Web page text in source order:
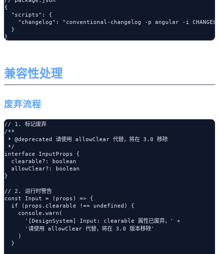
{
  "scripts": {
"changelog": "conventional-changelog -p angular -i
  }
兼容性处理
废弃流程
// 1. 标记废弃
/**
* @deprecated 请使用 allowClear 代替，将在 3.0 移除
*/
interface InputProps {
  clearable?: boolean
  allowClear?: boolean
}
// 2. 运行时警告
const Input = (props) => {
  if (props.clearable !== undefined) {
    console.warn(
      '[DesignSystem] Input: clearable 属性已废弃，' +
      '请使用 allowClear 代替，将在 3.0 版本移除'
    )
  }